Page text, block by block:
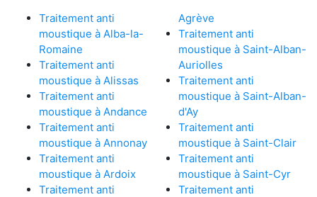
Traitement anti
moustique à Alba-la-
Romaine
Traitement anti
moustique à Alissas
Traitement anti
moustique à Andance
Traitement anti
moustique à Annonay
Traitement anti
moustique à Ardoix
Traitement anti
Agrève
Traitement anti
moustique à Saint-Alban-
Auriolles
Traitement anti
moustique à Saint-Alban-
d'Ay
Traitement anti
moustique à Saint-Clair
Traitement anti
moustique à Saint-Cyr
Traitement anti